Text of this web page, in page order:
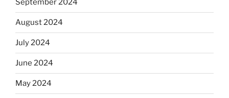
September 2024
August 2024
July 2024
June 2024
May 2024